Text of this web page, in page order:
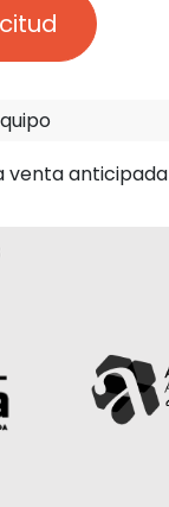
venta anticipada